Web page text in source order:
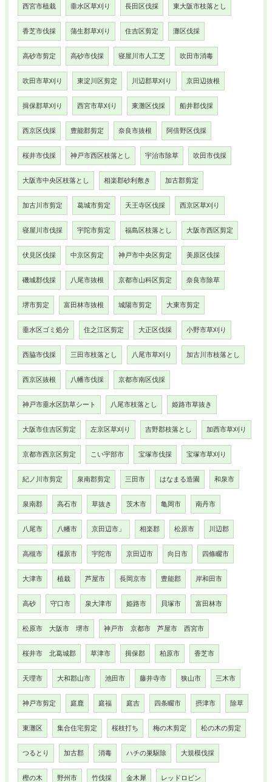
西宮市植栽 垂水区草刈り 長田区伐採 東大阪市枝落とし
香芝市伐採 蒲生郡草刈り 住吉区剪定 灘区伐採
高砂市剪定 高砂市伐採 寝屋川市人工芝 吹田市消毒
吹田市草刈り 東淀川区剪定 川辺郡草刈り 京田辺抜根
揖保郡草刈り 西宮市草刈り 東灘区伐採 船井郡伐採
西京区伐採 豊能郡剪定 奈良市抜根 阿倍野区伐採
桜井市伐採 神戸市西区枝落とし 宇治市除草 吹田市伐採
大阪市中央区枝落とし 相楽郡砂利敷き 加古郡剪定
加古川市剪定 葛城市剪定 天王寺区伐採 西京区草刈り
寝屋川市伐採 宇陀市剪定 福島区枝落とし 大阪市西区剪定
伏見区伐採 中京区剪定 神戸市中央区剪定 美原区伐採
磯城郡伐採 八尾市抜根 京都市山科区剪定 奈良市除草
堺市剪定 富田林市抜根 城陽市剪定 大東市剪定
垂水区ゴミ処分 住之江区剪定 大正区伐採 小野市草刈り
西脇市伐採 三田市枝落とし 八尾市草刈り 加古川市枝落とし
西京区抜根 八幡市伐採 京都市南区伐採
神戸市垂水区防草シート 八尾市枝落とし 姫路市草抜き
大阪市住吉区剪定 左京区草刈り 吉野郡枝落とし 加西市草刈り
京都市西京区剪定 こい宇部市 宝塚市伐採 宝塚市草刈り
紀ノ川市剪定 泉南郡剪定 三田市 はなまる造園 和泉市
泉南郡 高石市 草抜き 茨木市 亀岡市 南丹市
八尾市 八幡市 京田辺市」 相楽郡 松原市 川辺郡
高槻市 橿原市 宇陀市 京田辺市 向日市 四條畷市
大津市 植栽 芦屋市 長岡京市 豊能郡 岸和田市
高砂 守口市 泉大津市 姫路市 貝塚市 富田林市
松原市 大阪市 堺市 神戸市 京都市 芦屋市 西宮市
桜井市 北葛城郡 草津市 揖保郡 柏原市 香芝市
天理市 大和郡山市 池田市 藤井寺市 狭山市 三木市
神戸市剪定 庭鹿 庭福 庭吉 四条畷市 摂津市 除草
東灘区 集合住宅剪定 桜枝打ち 梅の木剪定 松の木の剪定
つるとり 加古郡 消毒 ハチの巣駆除 大規模伐採
樫の木 野州市 竹伐採 金木犀 レッドロビン